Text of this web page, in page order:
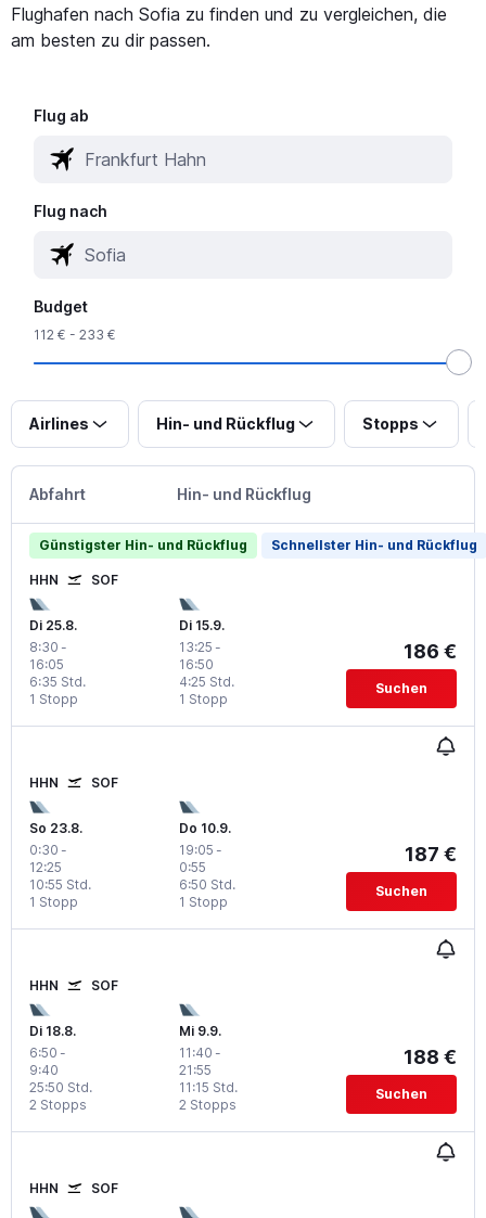
Flughafen nach Sofia zu finden und zu vergleichen, die
am besten zu dir passen.
Flug ab
Flug nach
Budget
112 € - 233 €
Airlines Hin- und Rückflug Stopps
Abfahrt Hin- und Rückflug
Günstigster Hin- und Rückflug Schnellster Hin- und Rückflug
HHN SOF
Di 25.8.
8:30 -
16:05
1 Stopp
6:35 Std.
Di 15.9.
13:25 -
16:50
1 Stopp
4:25 Std.
186 €
Suchen
HHN SOF
So 23.8.
0:30 -
12:25
1 Stopp
10:55 Std.
Do 10.9.
19:05 -
0:55
1 Stopp
6:50 Std.
187 €
Suchen
HHN SOF
Di 18.8.
6:50 -
9:40
2 Stopps
25:50 Std.
Mi 9.9.
11:40 -
21:55
2 Stopps
11:15 Std.
188 €
Suchen
HHN SOF